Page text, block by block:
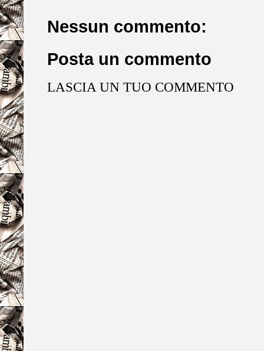
Nessun commento:
Posta un commento
LASCIA UN TUO COMMENTO